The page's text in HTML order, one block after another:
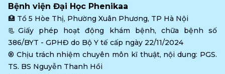
Bệnh viện Đại Học Phenikaa
🏥 Tổ 5 Hòe Thị, Phường Xuân Phương, TP Hà Nội
📃Giấy phép hoạt động khám bệnh, chữa bệnh số
386/BYT - GPHĐ do Bộ Y tế cấp ngày 22/11/2024
®️ Chịu trách nhiệm chuyên môn kĩ thuật, nội dung: PGS.
TS. BS Nguyễn Thanh Hồi